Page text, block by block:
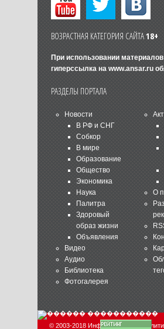
ВОЗРАСТНАЯ КАТЕГОРИЯ САЙТА18+
При использовании материалов
гиперссылка на www.ansar.ru
РАЗДЕЛЫ ПОРТАЛА
Новости
В РФ и СНГ
Собкор
В мире
Образование
Общество
Экономика
Наука
Палитра
Здоровый
образ жизни
Объявления
Видео
Аудио
Библиотека
Фотогалерея
О
© 2003-2018 Информационно-